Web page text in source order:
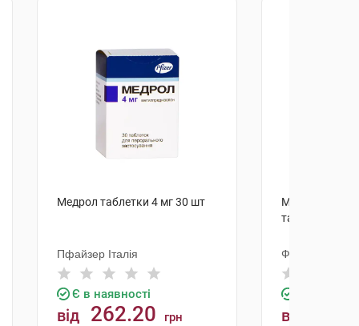
Медрол таблетки 4 мг 30 шт
Пфайзер Італія
Є в наявності
від 262.20 грн
таблетки 4 мг
Фарма Старт
від